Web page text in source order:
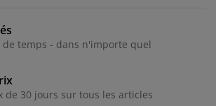
de temps - dans n'importe quel
de 30 jours sur tous les articles